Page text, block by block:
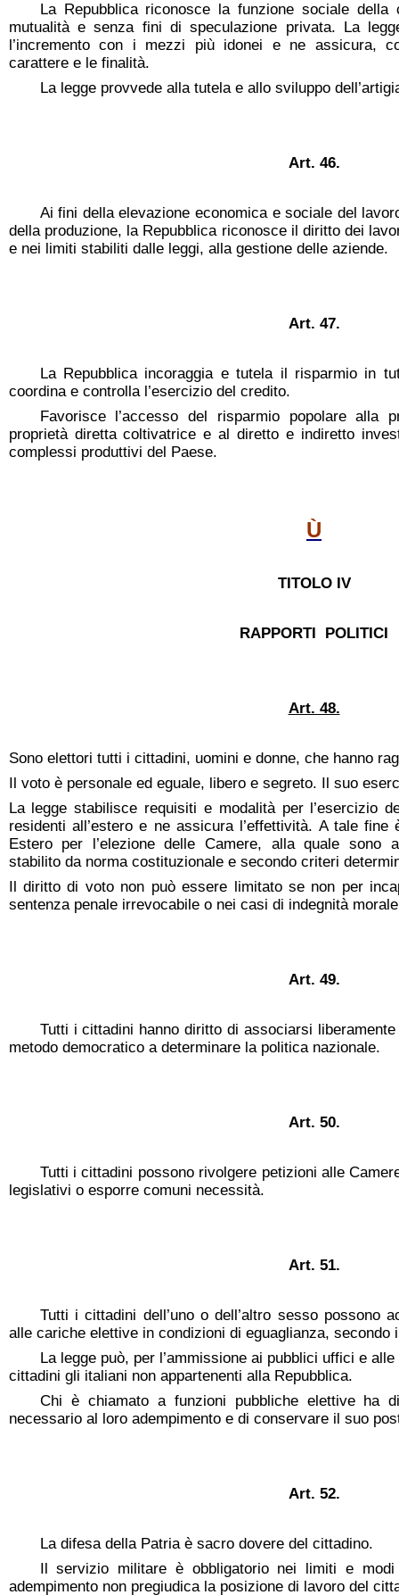
La Repubblica riconosce la funzione sociale della
mutualità e senza fini di speculazione privata. La
l’incremento con i mezzi più idonei e ne assicura,
carattere e le finalità.
La legge provvede alla tutela e allo sviluppo
Art. 46.
Ai fini della elevazione economica e sociale del
della produzione, la Repubblica riconosce il diritto dei
e nei limiti stabiliti dalle leggi, alla gestione delle aziende.
Art. 47.
La Repubblica incoraggia e tutela il risparmio in
coordina e controlla l’esercizio del credito.
Favorisce l’accesso del risparmio popolare alla
proprietà diretta coltivatrice e al diretto e indiretto
complessi produttivi del Paese.
Ù
TITOLO IV
RAPPORTI POLITICI
Art. 48.
Sono elettori tutti i cittadini, uomini e donne, che hanno
Il voto è personale ed eguale, libero e segreto. Il suo
La legge stabilisce requisiti e modalità per l’esercizio
residenti all’estero e ne assicura l’effettività. A tale
Estero per l’elezione delle Camere, alla quale sono
stabilito da norma costituzionale e secondo criteri
Il diritto di voto non può essere limitato se non per
sentenza penale irrevocabile o nei casi di indegnità
Art. 49.
Tutti i cittadini hanno diritto di associarsi
metodo democratico a determinare la politica nazionale.
Art. 50.
Tutti i cittadini possono rivolgere petizioni alle
legislativi o esporre comuni necessità.
Art. 51.
Tutti i cittadini dell’uno o dell’altro sesso possono
alle cariche elettive in condizioni di eguaglianza, secondo
La legge può, per l’ammissione ai pubblici uffici e
cittadini gli italiani non appartenenti alla Repubblica.
Chi è chiamato a funzioni pubbliche elettive ha
necessario al loro adempimento e di conservare il suo
Art. 52.
La difesa della Patria è sacro dovere del cittadino.
Il servizio militare è obbligatorio nei limiti e
adempimento non pregiudica la posizione di lavoro del